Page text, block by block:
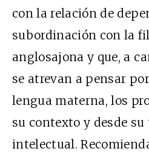
con la relación de
subordinación con la
anglosajona y que, a
se atrevan a pensar
lengua materna, los
su contexto y desde
intelectual.